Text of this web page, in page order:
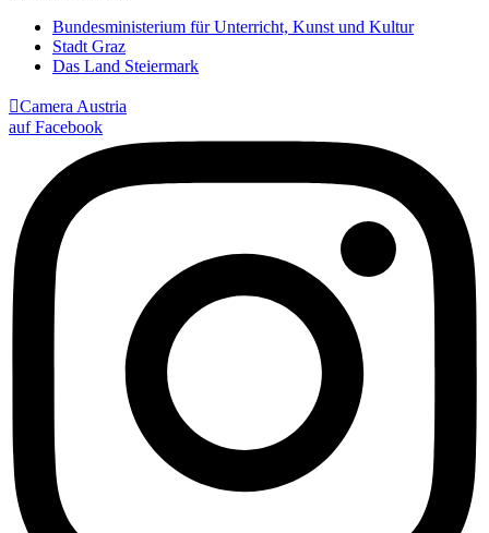
Bundesministerium für Unterricht, Kunst und Kultur
Stadt Graz
Das Land Steiermark
Camera Austria
auf Facebook